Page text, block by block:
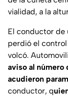
vialidad, a la
El conductor de
perdió el control
volcó.
aviso al número
acudieron
conductor, q